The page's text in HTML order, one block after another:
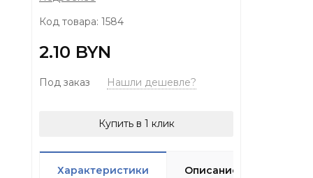
Код товара: 1584
2.10 BYN
Под заказ Нашли дешевле?
Купить в 1 клик
Характеристики Описание